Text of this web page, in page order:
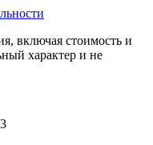
включая стоимость и
характер и не